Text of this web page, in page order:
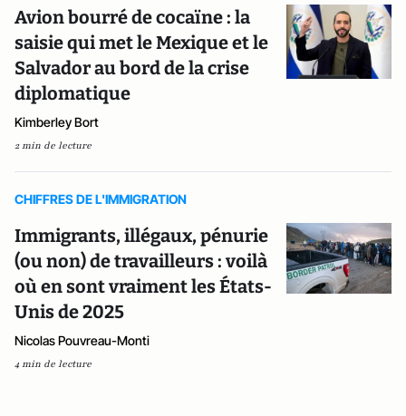
Avion bourré de cocaïne : la
saisie qui met le Mexique et le
Salvador au bord de la crise
diplomatique
Kimberley Bort
2 min de lecture
CHIFFRES DE L'IMMIGRATION
Immigrants, illégaux, pénurie
(ou non) de travailleurs : voilà
où en sont vraiment les États-
Unis de 2025
Nicolas Pouvreau-Monti
4 min de lecture